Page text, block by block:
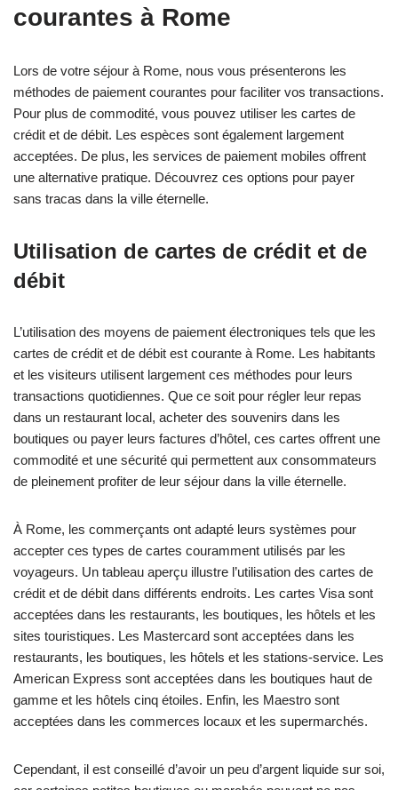
courantes à Rome
Lors de votre séjour à Rome, nous vous présenterons les
méthodes de paiement courantes pour faciliter vos transactions.
Pour plus de commodité, vous pouvez utiliser les cartes de
crédit et de débit. Les espèces sont également largement
acceptées. De plus, les services de paiement mobiles offrent
une alternative pratique. Découvrez ces options pour payer
sans tracas dans la ville éternelle.
Utilisation de cartes de crédit et de
débit
L’utilisation des moyens de paiement électroniques tels que les
cartes de crédit et de débit est courante à Rome. Les habitants
et les visiteurs utilisent largement ces méthodes pour leurs
transactions quotidiennes. Que ce soit pour régler leur repas
dans un restaurant local, acheter des souvenirs dans les
boutiques ou payer leurs factures d’hôtel, ces cartes offrent une
commodité et une sécurité qui permettent aux consommateurs
de pleinement profiter de leur séjour dans la ville éternelle.
À Rome, les commerçants ont adapté leurs systèmes pour
accepter ces types de cartes couramment utilisés par les
voyageurs. Un tableau aperçu illustre l’utilisation des cartes de
crédit et de débit dans différents endroits. Les cartes Visa sont
acceptées dans les restaurants, les boutiques, les hôtels et les
sites touristiques. Les Mastercard sont acceptées dans les
restaurants, les boutiques, les hôtels et les stations-service. Les
American Express sont acceptées dans les boutiques haut de
gamme et les hôtels cinq étoiles. Enfin, les Maestro sont
acceptées dans les commerces locaux et les supermarchés.
Cependant, il est conseillé d’avoir un peu d’argent liquide sur soi,